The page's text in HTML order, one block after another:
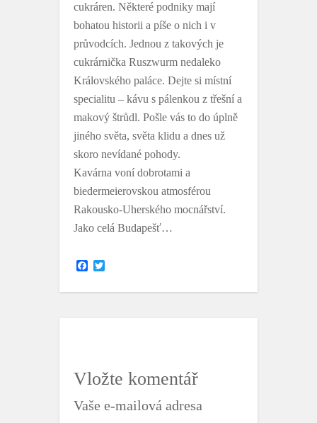
cukráren. Některé podniky mají
bohatou historii a píše o nich i v
průvodcích. Jednou z takových je
cukrárnička Ruszwurm nedaleko
Královského paláce. Dejte si místní
specialitu – kávu s pálenkou z třešní a
makový štrůdl. Pošle vás to do úplně
jiného světa, světa klidu a dnes už
skoro nevídané pohody.
Kavárna voní dobrotami a
biedermeierovskou atmosférou
Rakousko-Uherského mocnářství.
Jako celá Budapešť…
F
Vložte komentář
Vaše e-mailová adresa